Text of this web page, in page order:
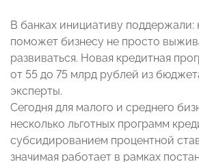
В банках инициативу поддержали:
поможет бизнесу не просто
развиваться. Новая кредитная
от 55 до 75 млрд рублей из
эксперты.
Сегодня для малого и среднего
несколько льготных программ
субсидированием процентной
значимая работает в рамках